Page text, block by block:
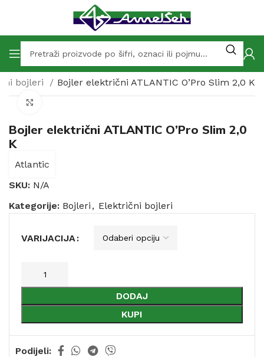
bojleri Bojler električni ATLANTIC O’Pro Slim 2,0 K
Bojler električni ATLANTIC O’Pro Slim 2,0
K
Atlantic
SKU: N/A
Kategorije: Bojleri , Električni bojleri
VARIJACIJA
DODAJ
KUPI
Podijeli: